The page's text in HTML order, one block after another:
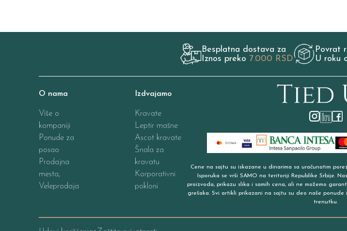
Besplatna dostava za
Iznos preko 7.000 RSD
Povrat
U roku
O nama
Više o
kompaniji
Ponude za
posao
Prodajna
mesta,
Veleprodaja
Izdvajamo
Kravate
Leptir mašne
Ascot kravate
Šnala za
kravatu
Korporativni
pokloni
Cene na sajtu su iskazane u dinarima sa uračunatim
Isporuka se vrši SAMO na teritoriji Republike Srbije.
proizvoda, prikazu slika i samih cena, ali ne možemo
grešaka. Svi artikli prikazani na sajtu su deo naše
trenutku.